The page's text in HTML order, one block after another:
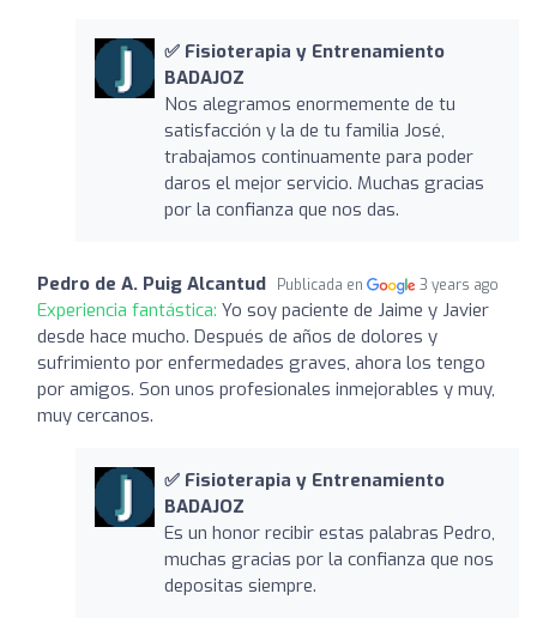
✅ Fisioterapia y Entrenamiento
BADAJOZ
Nos alegramos enormemente de tu
satisfacción y la de tu familia José,
trabajamos continuamente para poder
daros el mejor servicio. Muchas gracias
por la confianza que nos das.
Pedro de A. Puig Alcantud Publicada en 3 years ago
Experiencia fantástica: Yo soy paciente de Jaime y Javier
desde hace mucho. Después de años de dolores y
sufrimiento por enfermedades graves, ahora los tengo
por amigos. Son unos profesionales inmejorables y muy,
muy cercanos.
✅ Fisioterapia y Entrenamiento
BADAJOZ
Es un honor recibir estas palabras Pedro,
muchas gracias por la confianza que nos
depositas siempre.